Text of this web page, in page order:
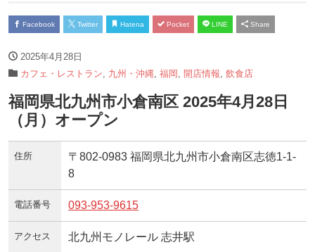
Facebook Twitter Hatena Pocket LINE Share
2025年4月28日
カフェ・レストラン
九州・沖縄 福岡 開店情報 飲食店
福岡県北九州市小倉南区 2025年4月28日
（月）オープン
住所
〒802-0983 福岡県北九州市小倉南区志徳1-1-
8
電話番号 093-953-9615
アクセス 北九州モノレール 志井駅